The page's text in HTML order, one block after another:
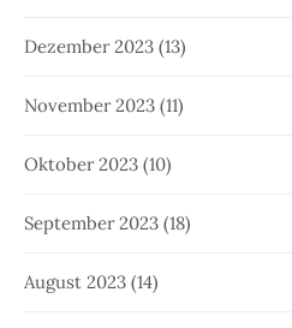
Dezember 2023 (13)
November 2023 (11)
Oktober 2023 (10)
September 2023 (18)
August 2023 (14)